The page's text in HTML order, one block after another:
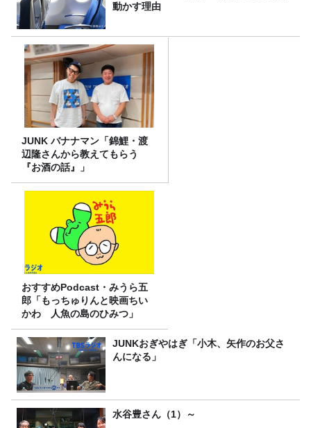
動かす理由
JUNK バナナマン「錦鯉・渡
辺隆さんから教えてもらう
『お酒の話』」
おすすめPodcast・みうら五
郎「もっちゅりんと映画ちい
かわ 人魚の島のひみつ」
JUNKおぎやはぎ「小木、矢作のお父さ
んになる」
水谷豊さん（1）～